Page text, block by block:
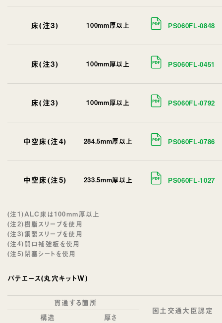
床(注3) 100mm厚以上 PS060FL-0848
床(注3) 100mm厚以上 PS060FL-0451
床(注3) 100mm厚以上 PS060FL-0792
中空床(注4) 284.5mm厚以上 PS060FL-0786
中空床(注5) 233.5mm厚以上 PS060FL-1027
(注1)ALC床は100mm厚以上
(注2)樹脂スリーブを使用
(注3)鋼製スリーブを使用
(注4)開口補強板を使用
(注5)閉塞シートを使用
パテエース(丸穴キットW)
貫通する箇所
国土交通大臣認定
構造 厚さ